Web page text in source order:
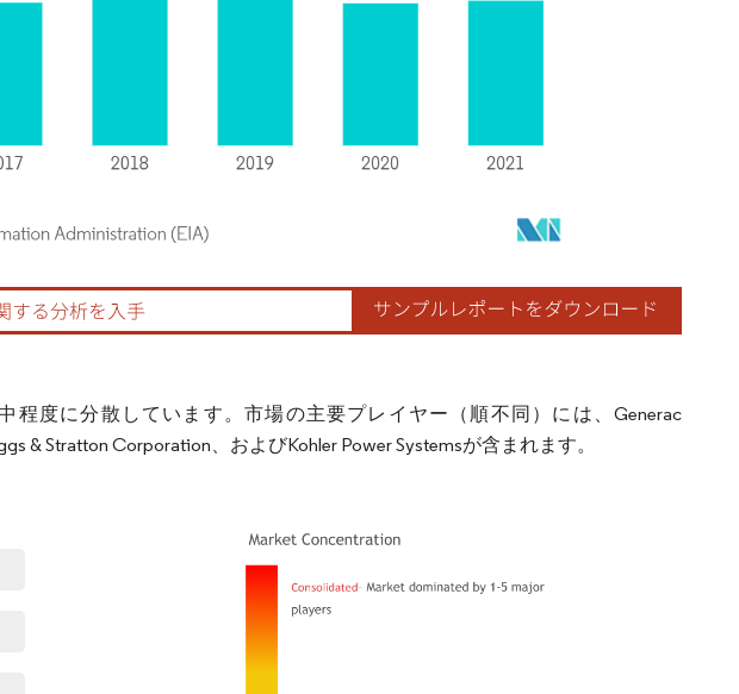
す。
程度に分散しています。市場の主要プレイヤー（順不同）には、Generac
& Stratton Corporation、およびKohler Power Systemsが含まれます。